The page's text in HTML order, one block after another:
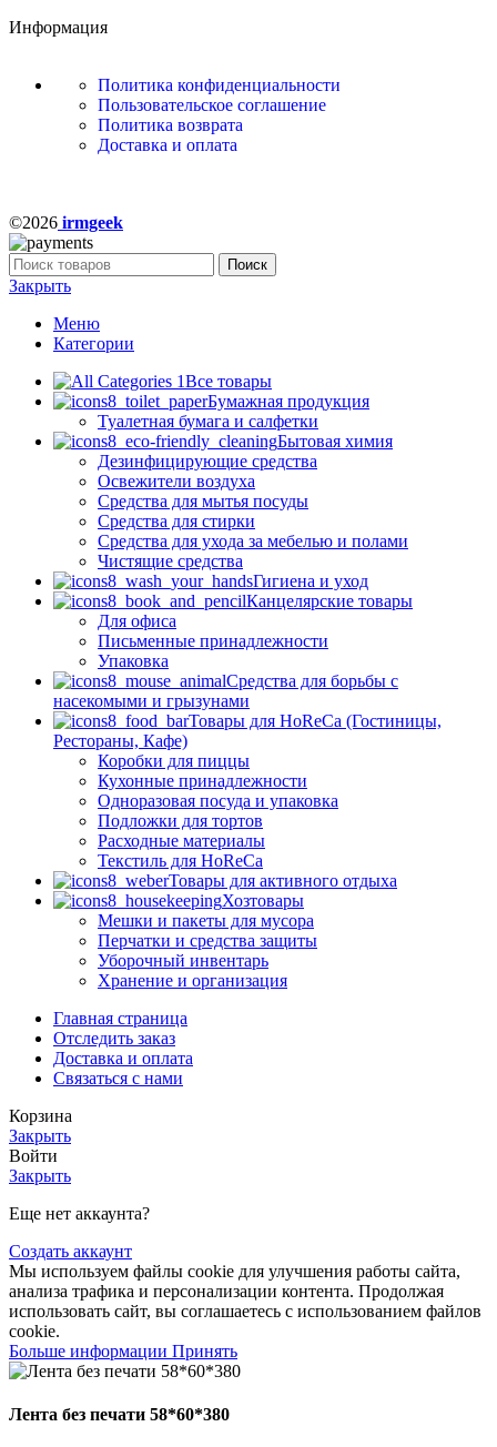
Информация
Политика конфиденциальности
Пользовательское соглашение
Политика возврата
Доставка и оплата
©2026 irmgeek
Поиск
Закрыть
Меню
Категории
Все товары
Бумажная продукция
Туалетная бумага и салфетки
Бытовая химия
Дезинфицирующие средства
Освежители воздуха
Средства для мытья посуды
Средства для стирки
Средства для ухода за мебелью и полами
Чистящие средства
Гигиена и уход
Канцелярские товары
Для офиса
Письменные принадлежности
Упаковка
Средства для борьбы с
насекомыми и грызунами
Товары для HoReCa (Гостиницы,
Рестораны, Кафе)
Коробки для пиццы
Кухонные принадлежности
Одноразовая посуда и упаковка
Подложки для тортов
Расходные материалы
Текстиль для HoReCa
Товары для активного отдыха
Хозтовары
Мешки и пакеты для мусора
Перчатки и средства защиты
Уборочный инвентарь
Хранение и организация
Главная страница
Отследить заказ
Доставка и оплата
Связаться с нами
Корзина
Закрыть
Войти
Закрыть
Еще нет аккаунта?
Создать аккаунт
Мы используем файлы cookie для улучшения работы сайта,
анализа трафика и персонализации контента. Продолжая
использовать сайт, вы соглашаетесь с использованием файлов
cookie.
Больше информации Принять
Лента без печати 58*60*380